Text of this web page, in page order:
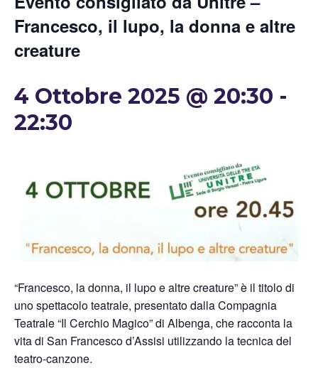
Francesco, il lupo, la donna e altre
creature
4 Ottobre 2025 @ 20:30 -
22:30
“Francesco, la donna, il lupo e altre creature” è il titolo di
uno spettacolo teatrale, presentato dalla Compagnia
Teatrale “Il Cerchio Magico” di Albenga, che racconta la
vita di San Francesco d’Assisi utilizzando la tecnica del
teatro-canzone.